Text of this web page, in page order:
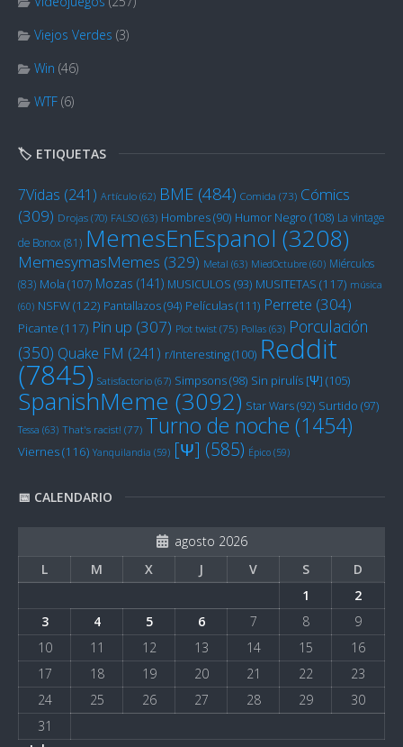
Viejos Verdes (3)
Win (46)
WTF (6)
🏷️ ETIQUETAS
7Vidas (241) Artículo (62) BME (484) Comida (73) Cómics
(309) Drojas (70) FALSO (63) Hombres(90) Humor Negro (108) La vintage
de Bonox(81) MemesEnEspanol (3208)
MemesymasMemes (329) Metal (63) MiedOctubre (60) Miérculos
(83) Mola (107) Mozas (141) MUSICULOS (93) MUSITETAS (117) música
(60) NSFW(122) Pantallazos(94) Películas(111) Perrete (304)
Picante (117) Pin up (307) Plot twist (75) Pollas (63) Porculación
(350) Quake FM (241) r/Interesting(100) Reddit
(7845) Satisfactorio (67) Simpsons(98) Sin pirulís [Ψ] (105)
SpanishMeme (3092) Star Wars(92) Surtido (97)
Tessa (63) That's racist! (77) Turno de noche (1454)
Viernes(116) Yanquilandia (59) [Ψ] (585) Épico (59)
📅 CALENDARIO
agosto 2026
L
M X J V S
D
1
2
3
4 5 6 7 8
9
10
11 12 13 14 15
16
17
18 19 20 21 22
23
24
25 26 27 28 29
30
31